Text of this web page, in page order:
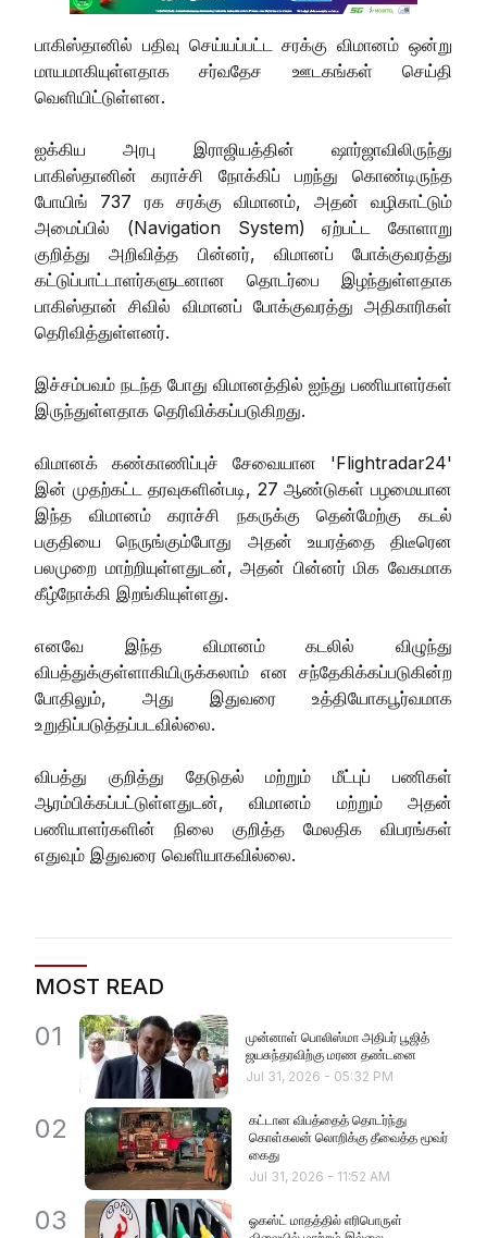
பாகிஸ்தானில் பதிவு செய்யப்பட்ட சரக்கு விமானம் ஒன்று
மாயமாகியுள்ளதாக சர்வதேச ஊடகங்கள் செய்தி
வெளியிட்டுள்ளன.
ஐக்கிய அரபு இராஜியத்தின் ஷார்ஜாவிலிருந்து
பாகிஸ்தானின் கராச்சி நோக்கிப் பறந்து கொண்டிருந்த
போயிங் 737 ரக சரக்கு விமானம், அதன் வழிகாட்டும்
அமைப்பில் (Navigation System) ஏற்பட்ட கோளாறு
குறித்து அறிவித்த பின்னர், விமானப் போக்குவரத்து
கட்டுப்பாட்டாளர்களுடனான தொடர்பை இழந்துள்ளதாக
பாகிஸ்தான் சிவில் விமானப் போக்குவரத்து அதிகாரிகள்
தெரிவித்துள்ளனர்.
இச்சம்பவம் நடந்த போது விமானத்தில் ஐந்து பணியாளர்கள்
இருந்துள்ளதாக தெரிவிக்கப்படுகிறது.
விமானக் கண்காணிப்புச் சேவையான 'Flightradar24'
இன் முதற்கட்ட தரவுகளின்படி, 27 ஆண்டுகள் பழமையான
இந்த விமானம் கராச்சி நகருக்கு தென்மேற்கு கடல்
பகுதியை நெருங்கும்போது அதன் உயரத்தை திடீரென
பலமுறை மாற்றியுள்ளதுடன், அதன் பின்னர் மிக வேகமாக
கீழ்நோக்கி இறங்கியுள்ளது.
எனவே இந்த விமானம் கடலில் விழுந்து
விபத்துக்குள்ளாகியிருக்கலாம் என சந்தேகிக்கப்படுகின்ற
போதிலும், அது இதுவரை உத்தியோகபூர்வமாக
உறுதிப்படுத்தப்படவில்லை.
விபத்து குறித்து தேடுதல் மற்றும் மீட்புப் பணிகள்
ஆரம்பிக்கப்பட்டுள்ளதுடன், விமானம் மற்றும் அதன்
பணியாளர்களின் நிலை குறித்த மேலதிக விபரங்கள்
எதுவும் இதுவரை வெளியாகவில்லை.
MOST READ
01
முன்னாள் பொலிஸ்மா அதிபர் பூஜித்
ஜயசுந்தரவிற்கு மரண தண்டனை
Jul 31, 2026 - 05:32 PM
02
கட்டான விபத்தைத் தொடர்ந்து
கொள்கலன் லொறிக்கு தீவைத்த மூவர்
கைது
Jul 31, 2026 - 11:52 AM
03
ஓகஸ்ட் மாதத்தில் எரிபொருள்